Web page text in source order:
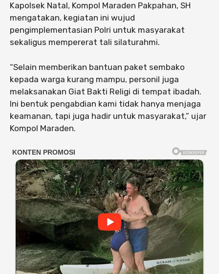
Kapolsek Natal, Kompol Maraden Pakpahan, SH
mengatakan, kegiatan ini wujud
pengimplementasian Polri untuk masyarakat
sekaligus mempererat tali silaturahmi.
“Selain memberikan bantuan paket sembako
kepada warga kurang mampu, personil juga
melaksanakan Giat Bakti Religi di tempat ibadah.
Ini bentuk pengabdian kami tidak hanya menjaga
keamanan, tapi juga hadir untuk masyarakat,” ujar
Kompol Maraden.